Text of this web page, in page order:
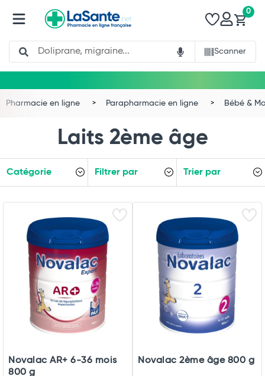
Search
Scanner
0
Pharmacie en ligne Parapharmacie en ligne Bébé &
Laits 2ème âge
Catégorie Filtrer par Trier par
Novalac AR+ 6-36 mois
800 g
Novalac 2ème âge 800 g